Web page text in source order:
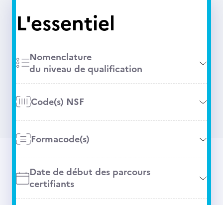
L'essentiel
Nomenclature
du niveau de qualification
Code(s) NSF
Formacode(s)
Date de début des parcours
certifiants